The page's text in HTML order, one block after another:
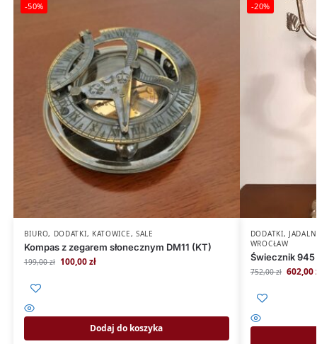
-50%
BIURO, DODATKI, KATOWICE, SALE
Kompas z zegarem słonecznym DM11 (KT)
199,00zł 100,00zł
Dodaj do koszyka
-20%
DODATKI,
WROCŁAW
Świecznik 945
752,00zł 602,00